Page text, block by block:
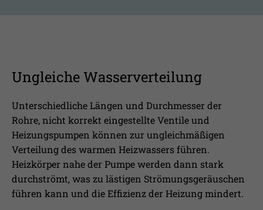
Ungleiche Wasserverteilung
Unterschiedliche Längen und Durchmesser der
Rohre, nicht korrekt eingestellte Ventile und
Heizungspumpen können zur ungleichmäßigen
Verteilung des warmen Heizwassers führen.
Heizkörper nahe der Pumpe werden dann stark
durchströmt, was zu lästigen Strömungsgeräuschen
führen kann und die Effizienz der Heizung mindert.
welche Seiten gelesen wurden.
Name _pk_ses
Anbieter Matomo
Laufzeit
Wird verwendet, im Seitenaufrufe des